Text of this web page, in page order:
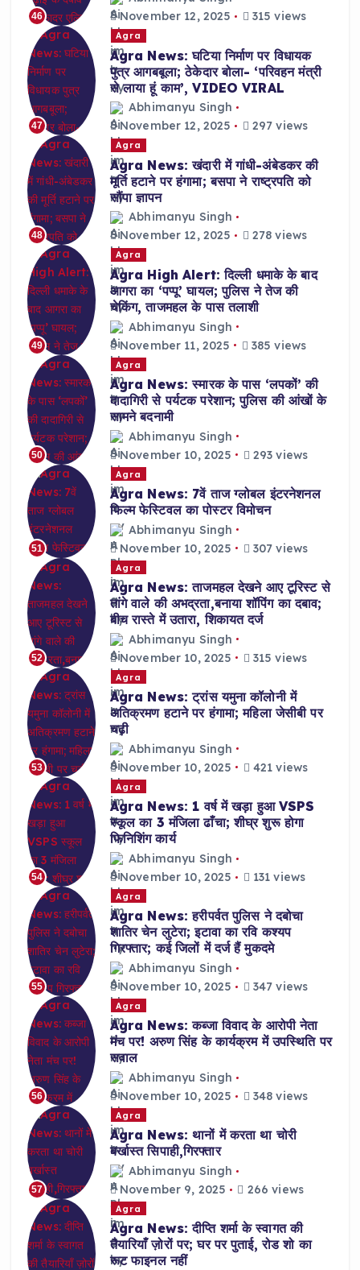
46
November 12, 2025
315 views
47
Agra
Agra News: घटिया निर्माण पर विधायक
पुत्र आगबबूला; ठेकेदार बोला- ‘परिवहन मंत्री
से लाया हूं काम’, VIDEO VIRAL
Abhimanyu Singh
November 12, 2025
297 views
48
Agra
Agra News: खंदारी में गांधी-अंबेडकर की
मूर्ति हटाने पर हंगामा; बसपा ने राष्ट्रपति को
सौंपा ज्ञापन
Abhimanyu Singh
November 12, 2025
278 views
49
Agra
Agra High Alert: दिल्ली धमाके के बाद
आगरा का ‘पप्पू’ घायल; पुलिस ने तेज की
चेकिंग, ताजमहल के पास तलाशी
Abhimanyu Singh
November 11, 2025
385 views
50
Agra
Agra News: स्मारक के पास ‘लपकों’ की
दादागिरी से पर्यटक परेशान; पुलिस की आंखों के
सामने बदनामी
Abhimanyu Singh
November 10, 2025
293 views
51
Agra
Agra News: 7वें ताज ग्लोबल इंटरनेशनल
फिल्म फेस्टिवल का पोस्टर विमोचन
Abhimanyu Singh
November 10, 2025
307 views
52
Agra
Agra News: ताजमहल देखने आए टूरिस्ट से
तांगे वाले की अभद्रता,बनाया शॉपिंग का दबाव;
बीच रास्ते में उतारा, शिकायत दर्ज
Abhimanyu Singh
November 10, 2025
315 views
53
Agra
Agra News: ट्रांस यमुना कॉलोनी में
अतिक्रमण हटाने पर हंगामा; महिला जेसीबी पर
चढ़ी
Abhimanyu Singh
November 10, 2025
421 views
54
Agra
Agra News: 1 वर्ष में खड़ा हुआ VSPS
स्कूल का 3 मंजिला ढाँचा; शीघ्र शुरू होगा
फिनिशिंग कार्य
Abhimanyu Singh
November 10, 2025
131 views
55
Agra
Agra News: हरीपर्वत पुलिस ने दबोचा
शातिर चेन लुटेरा; इटावा का रवि कश्यप
गिरफ्तार; कई जिलों में दर्ज हैं मुकदमे
Abhimanyu Singh
November 10, 2025
347 views
56
Agra
Agra News: कब्जा विवाद के आरोपी नेता
मंच पर! अरुण सिंह के कार्यक्रम में उपस्थिति पर
सवाल
Abhimanyu Singh
November 10, 2025
348 views
57
Agra
Agra News: थानों में करता था चोरी
बर्खास्त सिपाही,गिरफ्तार
Abhimanyu Singh
November 9, 2025
266 views
Agra
Agra News: दीप्ति शर्मा के स्वागत की
तैयारियाँ ज़ोरों पर; घर पर पुताई, रोड शो का
रूट फाइनल नहीं